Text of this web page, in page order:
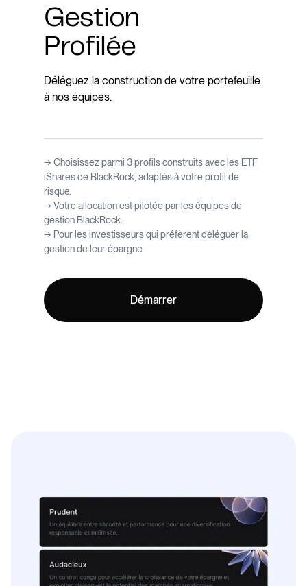
Gestion
Profilée
Déléguez la construction de votre portefeuille
à nos équipes.
→ Choisissez parmi 3 profils construits avec les ETF
iShares de BlackRock, adaptés à votre profil de
risque.
→ Votre allocation est pilotée par les équipes de
gestion BlackRock.
→ Pour les investisseurs qui préfèrent déléguer la
gestion de leur épargne.
Démarrer